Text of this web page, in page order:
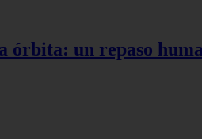
órbita: un repaso